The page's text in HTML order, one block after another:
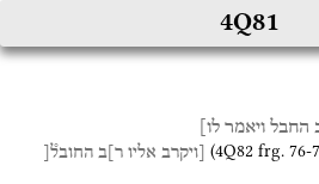
4Q81
החבל ויאמר לו]
(4Q82 frg. 76- [ויקרב אליו ר]ב החובל֯[